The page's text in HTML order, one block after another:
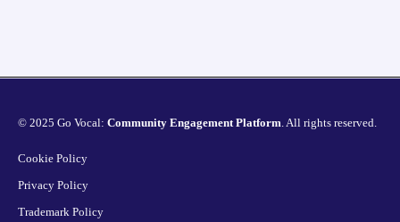
© 2025 Go Vocal: Community Engagement Platform. All rights reserved.
Cookie Policy
Privacy Policy
Trademark Policy